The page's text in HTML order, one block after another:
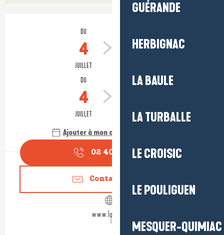
GUÉRANDE
HERBIGNAC
LA BAULE
LA TURBALLE
LE CROISIC
LE POULIGUEN
MESQUER-QUIMIAC
Ouverture et coordonnées
DU
4
JUILLET
23
DU
4
JUILLET
AU
SEPTEMBRE
Ajouter à mon calendrier Google
02 40 01 53▒▒
Contactez-nous
www.labaule.fr